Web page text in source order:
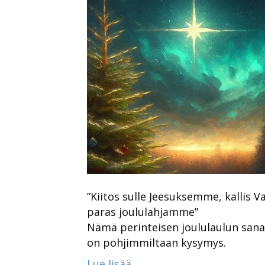
”Kiitos sulle Jeesuksemme, kallis
paras joululahjamme”
Nämä perinteisen joululaulun
on pohjimmiltaan kysymys.